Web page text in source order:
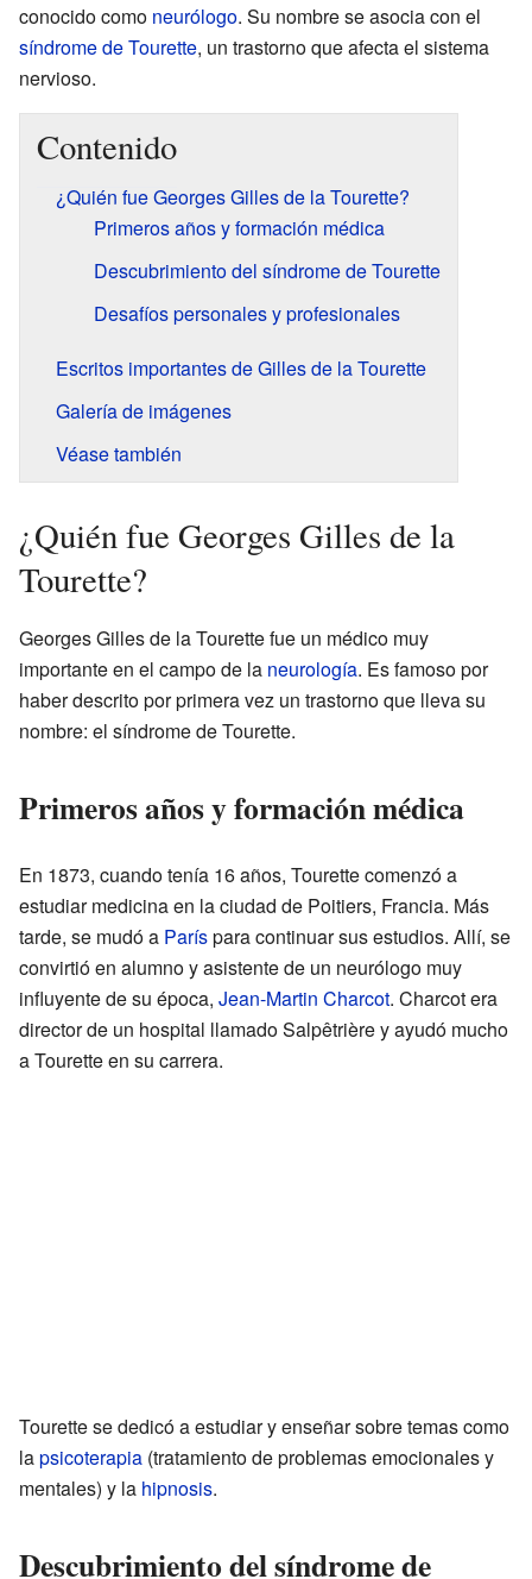
conocido como neurólogo. Su nombre se asocia con el
síndrome de Tourette, un trastorno que afecta el sistema
nervioso.
Contenido
¿Quién fue Georges Gilles de la Tourette?
Primeros años y formación médica
Descubrimiento del síndrome de Tourette
Desafíos personales y profesionales
Escritos importantes de Gilles de la Tourette
Galería de imágenes
Véase también
¿Quién fue Georges Gilles de la
Tourette?
Georges Gilles de la Tourette fue un médico muy
importante en el campo de la neurología. Es famoso por
haber descrito por primera vez un trastorno que lleva su
nombre: el síndrome de Tourette.
Primeros años y formación médica
En 1873, cuando tenía 16 años, Tourette comenzó a
estudiar medicina en la ciudad de Poitiers, Francia. Más
tarde, se mudó a Paríspara continuar sus estudios. Allí, se
convirtió en alumno y asistente de un neurólogo muy
influyente de su época, Jean-Martin Charcot. Charcot era
director de un hospital llamado Salpêtrière y ayudó mucho
a Tourette en su carrera.
Tourette se dedicó a estudiar y enseñar sobre temas como
lapsicoterapia (tratamiento de problemas emocionales y
mentales) y la hipnosis.
Descubrimiento del síndrome de